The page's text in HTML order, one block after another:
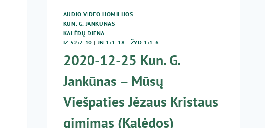
AUDIO VIDEO HOMILIJOS
KUN. G. JANKŪNAS
KALĖDŲ DIENA
IZ 52:7-10 | JN 1:1-18 | ŽYD 1:1-6
2020-12-25 Kun. G.
Jankūnas – Mūsų
Viešpaties Jėzaus Kristaus
gimimas (Kalėdos)